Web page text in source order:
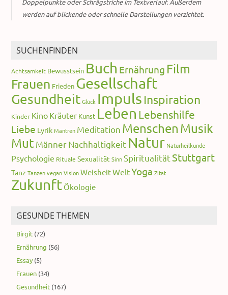
Doppelpunkte oder Schrägstriche im Textverlauf. Außerdem
werden auf blickende oder schnelle Darstellungen verzichtet.
SUCHENFINDEN
Achtsamkeit Bewusstsein Buch Ernährung Film
Frauen Frieden Gesellschaft
Gesundheit Glück Impuls Inspiration
Kinder Kino Kräuter Kunst Leben Lebenshilfe
Liebe Lyrik Mantren Meditation Menschen Musik
Mut MännerNachhaltigkeit Natur Naturheilkunde
Psychologie Rituale Sexualität Sinn SpiritualitätStuttgart
Tanz Tanzen vegan Vision WeisheitWeltYoga Zitat
Zukunft Ökologie
GESUNDE THEMEN
Birgit (72)
Ernährung (56)
Essay (5)
Frauen (34)
Gesundheit (167)